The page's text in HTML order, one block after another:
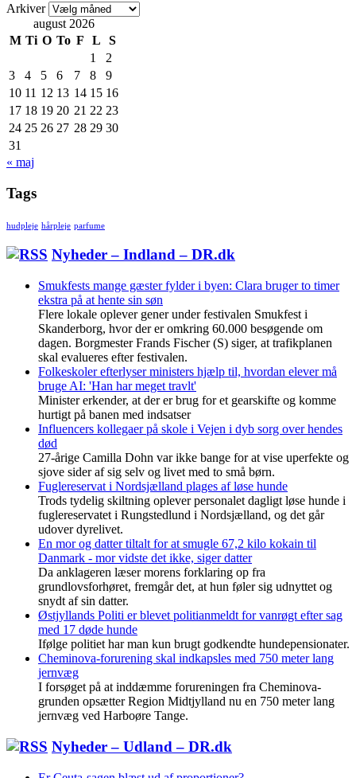
Arkiver
august 2026
M Ti O To F L
S
1
2
3
4 5 6 7 8
9
10 11 12 13 14 15 16
17 18 19 20 21 22 23
24 25 26 27 28 29 30
31
« maj
Tags
hudpleje hårpleje parfume
Nyheder – Indland – DR.dk
Smukfests mange gæster fylder i byen: Clara bruger to timer
ekstra på at hente sin søn
Flere lokale oplever gener under festivalen Smukfest i
Skanderborg, hvor der er omkring 60.000 besøgende om
dagen. Borgmester Frands Fischer (S) siger, at trafikplanen
skal evalueres efter festivalen.
Folkeskoler efterlyser ministers hjælp til, hvordan elever må
bruge AI: 'Han har meget travlt'
Minister erkender, at der er brug for et gearskifte og komme
hurtigt på banen med indsatser
Influencers kollegaer på skole i Vejen i dyb sorg over hendes
død
27-årige Camilla Dohn var ikke bange for at vise uperfekte og
sjove sider af sig selv og livet med to små børn.
Fuglereservat i Nordsjælland plages af løse hunde
Trods tydelig skiltning oplever personalet dagligt løse hunde i
fuglereservatet i Rungstedlund i Nordsjælland, og det går
udover dyrelivet.
En mor og datter tiltalt for at smugle 67,2 kilo kokain til
Danmark - mor vidste det ikke, siger datter
Da anklageren læser morens forklaring op fra
grundlovsforhøret, fremgår det, at hun føler sig udnyttet og
snydt af sin datter.
Østjyllands Politi er blevet politianmeldt for vanrøgt efter sag
med 17 døde hunde
Ifølge politiet har man kun brugt godkendte hundepensionater.
Cheminova-forurening skal indkapsles med 750 meter lang
jernvæg
I forsøget på at inddæmme forureningen fra Cheminova-
grunden opsætter Region Midtjylland nu en 750 meter lang
jernvæg ved Harboøre Tange.
Nyheder – Udland – DR.dk